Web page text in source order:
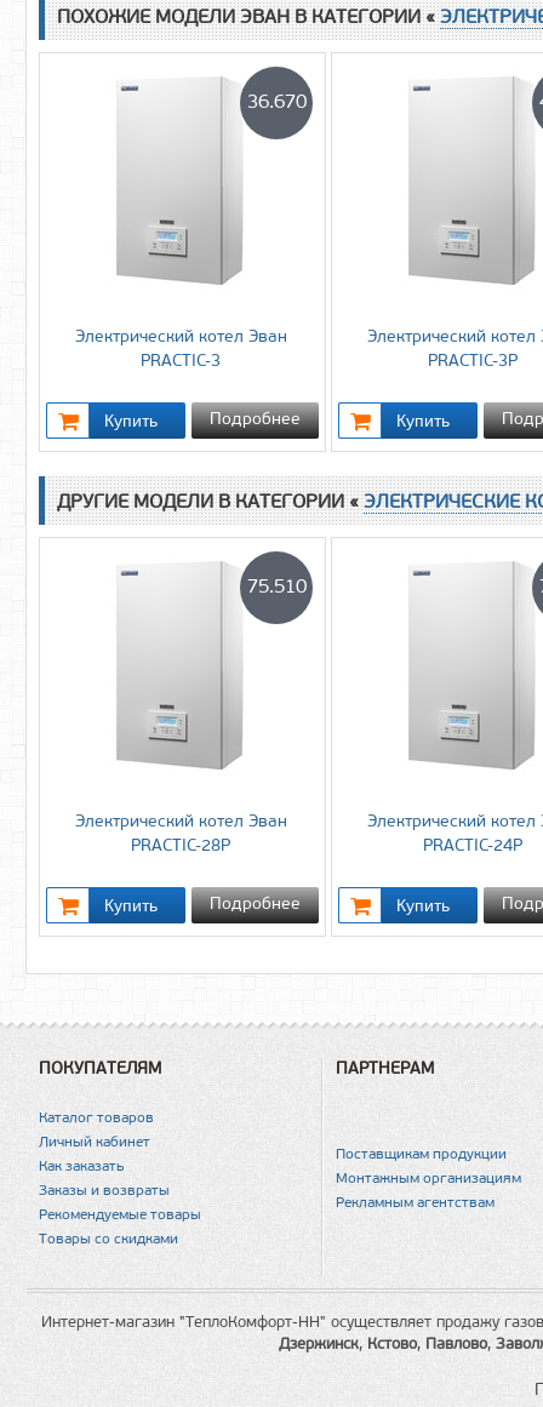
ПОХОЖИЕ МОДЕЛИ ЭВАН В КАТЕГОРИИ «
Электрический котел Эван
PRACTIC-3
36.670
Подробнее
Электрический котел
PRACTIC-3P
ДРУГИЕ МОДЕЛИ В КАТЕГОРИИ «ЭЛЕКТРИЧЕСКИЕ
Электрический котел Эван
PRACTIC-28P
75.510
Подробнее
Электрический котел
PRACTIC-24P
ПОКУПАТЕЛЯМ
Каталог товаров
Личный кабинет
Как заказать
Заказы и возвраты
Рекомендуемые товары
Товары со скидками
ПАРТНЕРАМ
Поставщикам продукции
Монтажным организациям
Рекламным агентствам
Интернет-магазин "ТеплоКомфорт-НН" осуществляет продажу
Дзержинск, Кстово, Павлово,